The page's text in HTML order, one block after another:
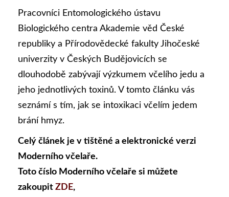
Pracovníci Entomologického ústavu
Biologického centra Akademie věd České
republiky a Přírodovědecké fakulty Jihočeské
univerzity v Českých Budějovicích se
dlouhodobě zabývají výzkumem včelího jedu a
jeho jednotlivých toxinů. V tomto článku vás
seznámí s tím, jak se intoxikaci včelím jedem
brání hmyz.
Celý článek je v tištěné a elektronické verzi
Moderního včelaře.
Toto číslo Moderního včelaře si můžete
zakoupit ZDE,